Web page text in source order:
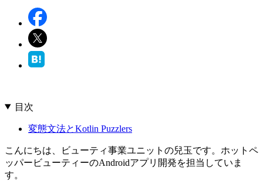
目次
変態文法とKotlin Puzzlers
こんにちは、ビューティ事業ユニットの兒玉です。ホットペ
ッパービューティーのAndroidアプリ開発を担当していま
す。